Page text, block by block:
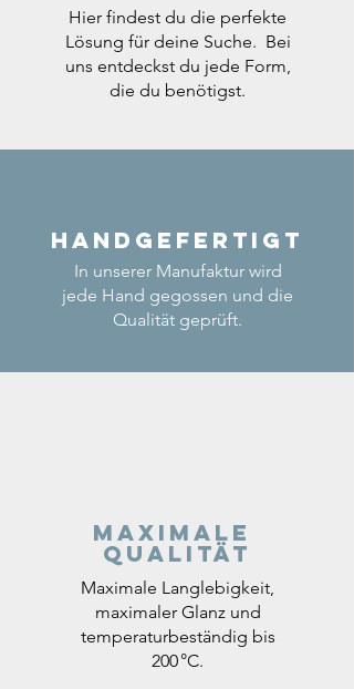
Hier findest du die perfekte
Lösung für deine Suche. Bei
uns entdeckst du jede Form,
die du benötigst.
Handgefertigt
In unserer Manufaktur wird
jede Hand gegossen und die
Qualität geprüft.
Maximale
Qualität
Maximale Langlebigkeit,
maximaler Glanz und
temperaturbeständig bis
200 °C.